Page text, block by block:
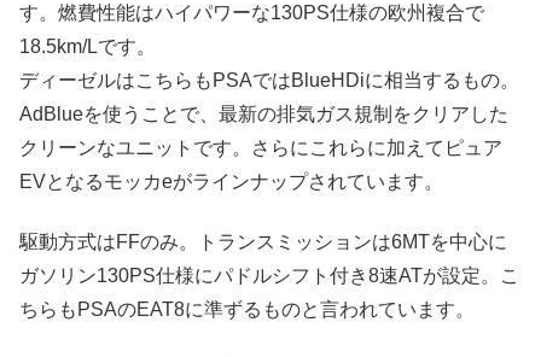
す。燃費性能はハイパワーな130PS仕様の欧州複合で
18.5km/Lです。
ディーゼルはこちらもPSAではBlueHDiに相当するもの。
AdBlueを使うことで、最新の排気ガス規制をクリアした
クリーンなユニットです。さらにこれらに加えてピュア
EVとなるモッカeがラインナップされています。
駆動方式はFFのみ。トランスミッションは6MTを中心に
ガソリン130PS仕様にパドルシフト付き8速ATが設定。こ
ちらもPSAのEAT8に準ずるものと言われています。